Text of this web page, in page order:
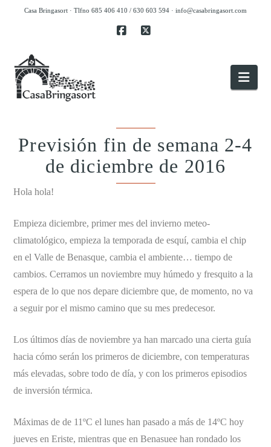
Casa Bringasort · Tlfno 685 406 410 / 630 603 594 · info@casabringasort.com
Previsión fin de semana 2-4
de diciembre de 2016
Hola hola!
Empieza diciembre, primer mes del invierno meteo-
climatológico, empieza la temporada de esquí, cambia el chip
en el Valle de Benasque, cambia el ambiente… tiempo de
cambios. Cerramos un noviembre muy húmedo y fresquito a la
espera de lo que nos depare diciembre que, de momento, no va
a seguir por el mismo camino que su mes predecesor.
Los últimos días de noviembre ya han marcado una cierta guía
hacia cómo serán los primeros de diciembre, con temperaturas
más elevadas, sobre todo de día, y con los primeros episodios
de inversión térmica.
Máximas de de 11ºC el lunes han pasado a más de 14ºC hoy
jueves en Eriste, mientras que en Benasuee han rondado los